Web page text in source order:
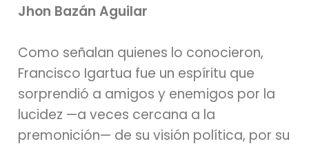
Jhon Bazán Aguilar
Como señalan quienes lo conocieron,
Francisco Igartua fue un espíritu que
sorprendió a amigos y enemigos por la
lucidez —a veces cercana a la
premonición— de su visión política, por su